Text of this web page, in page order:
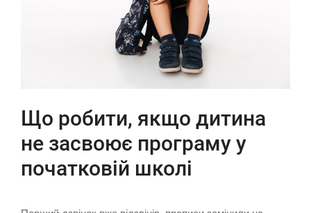
Що робити, якщо дитина
не засвоює програму у
початковій школі